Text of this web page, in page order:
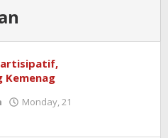
Kemenag
Monday, 21